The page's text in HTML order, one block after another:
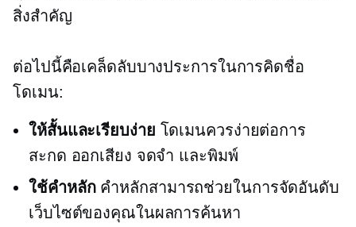
สิ่งสำคัญ
ต่อไปนี้คือเคล็ดลับบางประการในการคิดชื่อ
โดเมน:
ให้สั้นและเรียบง่าย โดเมนควรง่ายต่อการ
สะกด ออกเสียง จดจำ และพิมพ์
ใช้คำหลักคำหลักสามารถช่วยในการจัดอันดับ
เว็บไซต์ของคุณในผลการค้นหา